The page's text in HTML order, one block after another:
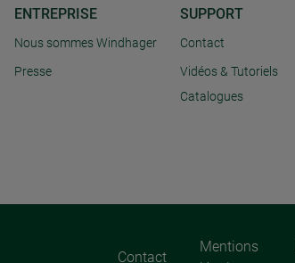
ENTREPRISE
Nous sommes Windhager
Presse
SUPPORT
Contact
Vidéos & Tutoriels
Catalogues
Contact
Mentions